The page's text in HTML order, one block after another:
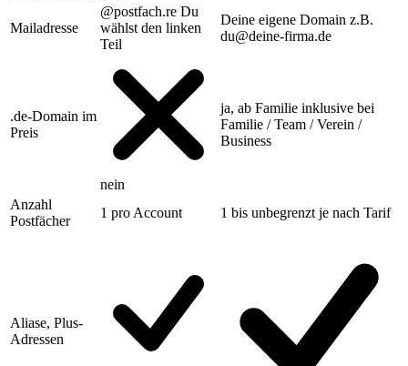
Mailadresse
@postfach.re Du
wählst den linken
Teil
Deine eigene Domain z.B.
du@deine-firma.de
.de-Domain im
Preis
nein
ja, ab Familie inklusive bei
Familie / Team / Verein /
Business
Anzahl
Postfächer
1 pro Account 1 bis unbegrenzt je nach Tarif
Aliase, Plus-
Adressen